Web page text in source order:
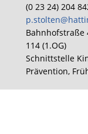
(0 23 24) 204
Bahnhofstraße
114 (1.OG)
Schnittstelle
Prävention,